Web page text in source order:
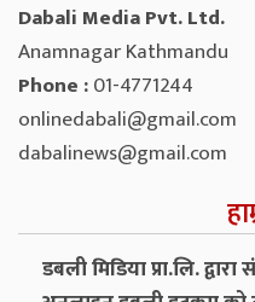
Dabali Media Pvt. Ltd.
Anamnagar Kathmandu
Phone :01-4771244
onlinedabali@gmail.com
dabalinews@gmail.com
डबली मिडिया प्रा.लि.